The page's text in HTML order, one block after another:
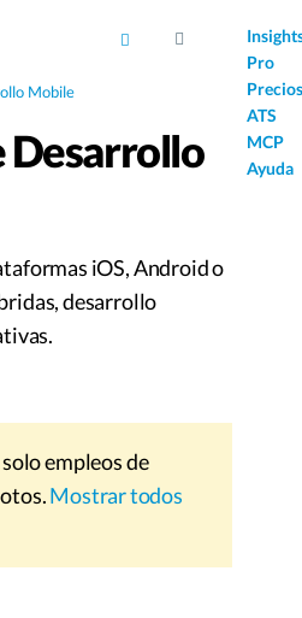
Pro
Precios
ATS
MCP
Ayuda
Mobile
Desarrollo
iOS, Android o
desarrollo
empleos de
Mostrar todos